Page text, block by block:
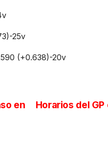
25v
(+0.638)-20v
Horarios del
en